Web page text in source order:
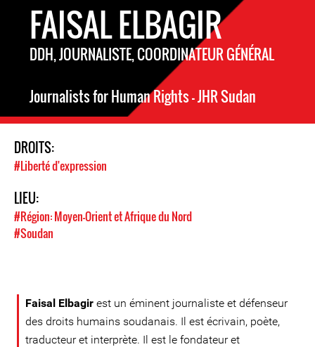
FAISAL ELBAGIR
DDH, JOURNALISTE, COORDINATEUR GÉNÉRAL
Journalists for Human Rights – JHR Sudan
DROITS:
#Liberté d'expression
LIEU:
#Région: Moyen-Orient et Afrique du Nord
#Soudan
Faisal Elbagir est un éminent journaliste et défenseur
des droits humains soudanais. Il est écrivain, poète,
traducteur et interprète. Il est le fondateur et